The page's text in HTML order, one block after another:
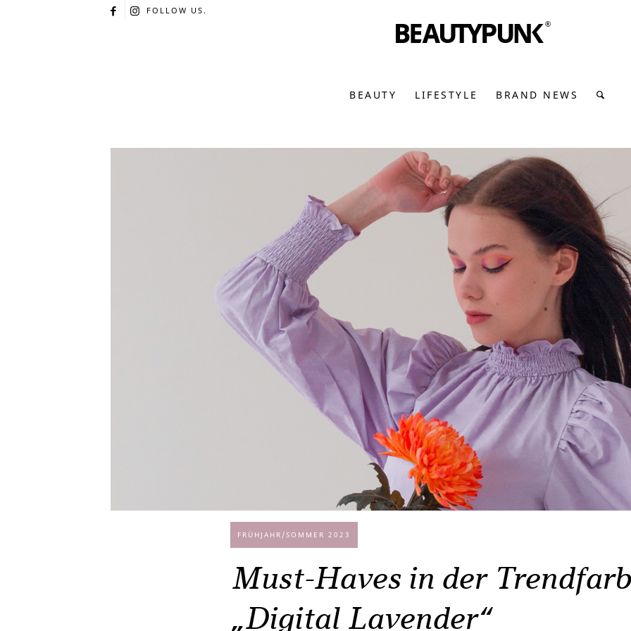
FOLLOW US.
BEAUTY LIFESTYLE BRAND NEWS
FRÜHJAHR/SOMMER 2023
Must-Haves in der
„Digital Lavender“